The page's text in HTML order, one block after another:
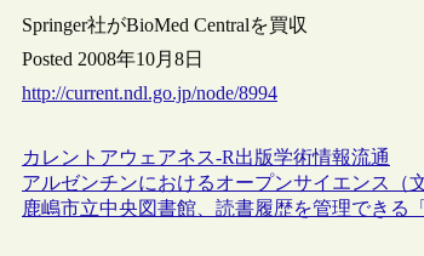
Springer社がBioMed Centralを買収
Posted 2008年10月8日
http://current.ndl.go.jp/node/8994
カレントアウェアネス-R出版学術情報流通
アルゼンチンにおけるオープンサイエンス（
鹿嶋市立中央図書館、読書履歴を管理できる